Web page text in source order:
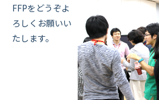
FFPをどうぞよ
ろしくお願いい
たします。